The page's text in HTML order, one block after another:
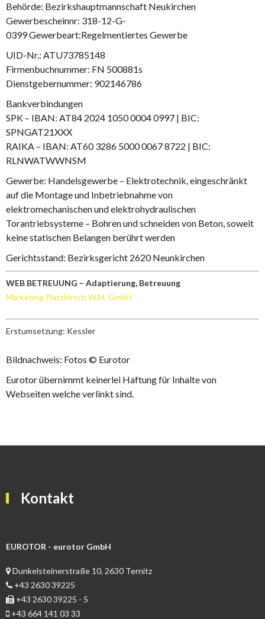
Behörde: Bezirkshauptmannschaft Neukirchen
Gewerbescheinnr: 318-12-G-
0399 Gewerbeart:Regelmentiertes Gewerbe
UID-Nr.: ATU73785148
Firmenbuchnummer: FN 500881s
Dienstgebernummer: 902146786
Bankverbindungen
SPK – IBAN: AT84 2024 1050 0004 0997 | BIC:
SPNGAT21XXX
RAIKA – IBAN: AT60 3286 5000 0067 8722 | BIC:
RLNWATWWNSM
Gewerbe: Handelsgewerbe – Elektrotechnik, eingeschränkt
auf die Montage und Inbetriebnahme von
elektromechanischen und elektrohydraulischen
Torantriebsysteme – Bohren und schneiden von Beton, soweit
keine statischen Belangen berührt werden
Gerichtsstand: Bezirksgericht 2620 Neunkirchen
WEB BETREUUNG – Adaptierung, Betreuung
Marketing Platzhirsch W.M. GmbH
Erstumsetzung: Kessler
Bildnachweis: Fotos © Eurotor
Eurotor übernimmt keinerlei Haftung für Inhalte von
Webseiten welche verlinkt sind.
Kontakt
EUROTOR - eurotor GmbH
Dunkelsteinerstraße 10, 2630 Ternitz
+43 2630 39225
+43 2630 39225 - 5
+43 664 141 03 33